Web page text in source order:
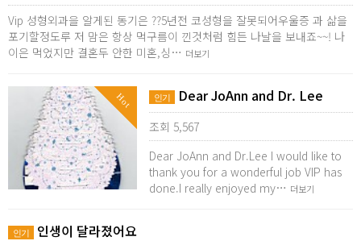
Vip 성형외과을 알게된 동기은 ??5년전 코성형을 잘못되어우울증 과 삶을
포기할정도루 저 맘은 항상 먹구름이 낀것처럼 힘든 나날을 보내죠~~! 나
이은 먹었지만 결혼두 안한 미혼,싱… 더보기
Hot 인기 Dear JoAnn and Dr. Lee
조회 5,567
Dear JoAnn and Dr.Lee I would like to
thank you for a wonderful job VIP has
done.I really enjoyed my… 더보기
인기 인생이 달라졌어요